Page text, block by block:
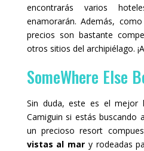
encontrarás varios
enamorarán. Además,
precios son bastante
otros sitios del archipiélago.
SomeWhere Else
Sin duda, este es el mejor
Camiguin si estás buscando
un precioso resort
vistas al mar y rodeadas